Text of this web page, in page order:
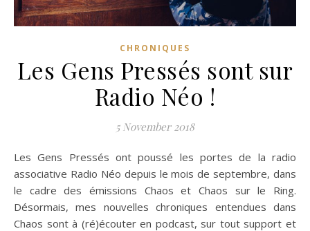
CHRONIQUES
Les Gens Pressés sont sur
Radio Néo !
5 November 2018
Les Gens Pressés ont poussé les portes de la radio
associative Radio Néo depuis le mois de septembre, dans
le cadre des émissions Chaos et Chaos sur le Ring.
Désormais, mes nouvelles chroniques entendues dans
Chaos sont à (ré)écouter en podcast, sur tout support et